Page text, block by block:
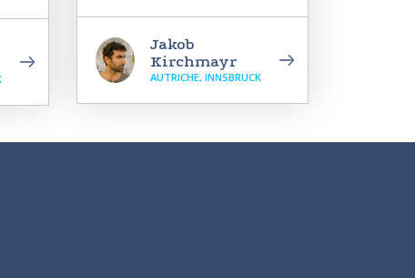
Jakob
Kirchmayr
AUTRICHE, INNSBRUCK